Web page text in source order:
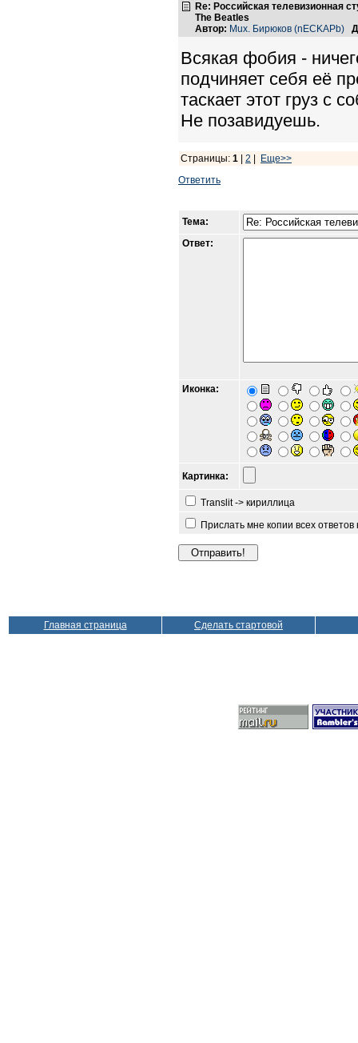
Re: Российская телевизионная
The Beatles
Автор: Mux. Бирюков (nECKAPb)
Всякая фобия -
подчиняет себя её
таскает этот груз с
Не позавидуешь.
Страницы: 1 2
Еще>>
Ответить
Тема:
Ответ:
Иконка:
Картинка:
Translit -> кириллица
Прислать мне копии всех
Главная страница Сделать стартовой